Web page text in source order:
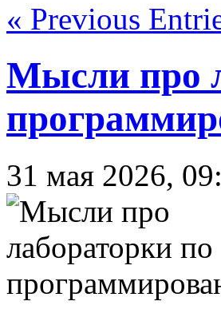
« Previous
Мысли про
31 мая 2026,